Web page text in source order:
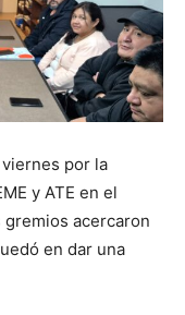
por la
y ATE en el
gremios acercaron
en dar una